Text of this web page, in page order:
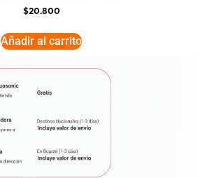
$20.800
Añadir al carrito